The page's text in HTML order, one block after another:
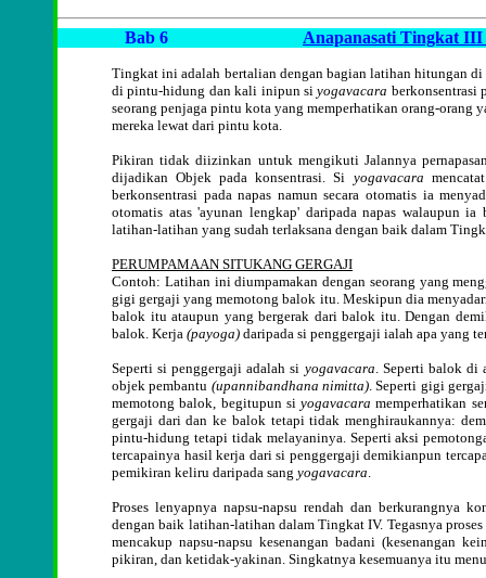
Bab 6 Anapanasati Tingkat III
Tingkat ini adalah bertalian dengan bagian latihan hitungan
di pintu-hidung dan kali inipun siyogavacara berkonsentrasi
seorang penjaga pintu kota yang memperhatikan orang-orang
mereka lewat dari pintu kota.
Pikiran tidak diizinkan untuk mengikuti Jalannya
dijadikan Objek pada konsentrasi. Si yogavacara
berkonsentrasi pada napas namun secara otomatis ia
otomatis atas 'ayunan lengkap' daripada napas walaupun
latihan-latihan yang sudah terlaksana dengan baik dalam
PERUMPAMAAN SITUKANG GERGAJI
Contoh: Latihan ini diumpamakan dengan seorang yang
gigi gergaji yang memotong balok itu. Meskipun dia
balok itu ataupun yang bergerak dari balok itu. Dengan
balok. Kerja (payoga) daripada si penggergaji ialah apa yang
Seperti si penggergaji adalah si yogavacara. Seperti balok di
objek pembantu (upannibandhana nimitta). Seperti gigi
memotong balok, begitupun siyogavacara memperhatikan
gergaji dari dan ke balok tetapi tidak menghiraukannya:
pintu-hidung tetapi tidak melayaninya. Seperti aksi
tercapainya hasil kerja dari si penggergaji demikianpun
pemikiran keliru daripada sang yogavacara.
Proses lenyapnya napsu-napsu rendah dan berkurangnya
dengan baik latihan-latihan dalam Tingkat IV. Tegasnya
mencakup napsu-napsu kesenangan badani (kesenangan
pikiran, dan ketidak-yakinan. Singkatnya kesemuanya itu